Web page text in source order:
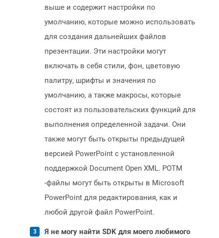
выше и содержит настройки по
умолчанию, которые можно использовать
для создания дальнейших файлов
презентации. Эти настройки могут
включать в себя стили, фон, цветовую
палитру, шрифты и значения по
умолчанию, а также макросы, которые
состоят из пользовательских функций для
выполнения определенной задачи. Они
также могут быть открыты предыдущей
версией PowerPoint с установленной
поддержкой Document Open XML. POTM
-файлы могут быть открыты в Microsoft
PowerPoint для редактирования, как и
любой другой файл PowerPoint.
Я не могу найти SDK для моего любимого